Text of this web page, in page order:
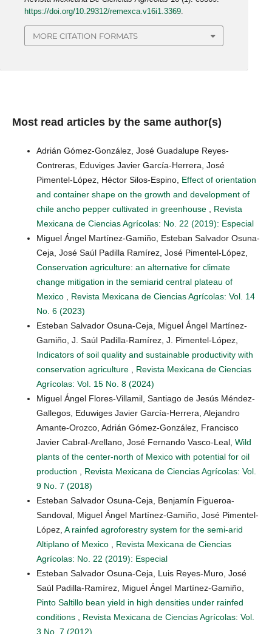
https://doi.org/10.29312/remexca.v16i1.3369
MORE CITATION FORMATS
Most read articles by the same author(s)
Adrián Gómez-González, José Guadalupe Reyes-
Contreras, Eduviges Javier García-Herrera, José
Pimentel-López, Héctor Silos-Espino, Effect of orientation
and container shape on the growth and development of
chile ancho pepper cultivated in greenhouse , Revista
Mexicana de Ciencias Agrícolas: No. 22 (2019): Especial
Miguel Ángel Martínez-Gamiño, Esteban Salvador Osuna-
Ceja, José Saúl Padilla Ramírez, José Pimentel-López,
Conservation agriculture: an alternative for climate
change mitigation in the semiarid central plateau of
Mexico , Revista Mexicana de Ciencias Agrícolas: Vol. 14
No. 6 (2023)
Esteban Salvador Osuna-Ceja, Miguel Ángel Martínez-
Gamiño, J. Saúl Padilla-Ramírez, J. Pimentel-López,
Indicators of soil quality and sustainable productivity with
conservation agriculture , Revista Mexicana de Ciencias
Agrícolas: Vol. 15 No. 8 (2024)
Miguel Ángel Flores-Villamil, Santiago de Jesús Méndez-
Gallegos, Eduwiges Javier García-Herrera, Alejandro
Amante-Orozco, Adrián Gómez-González, Francisco
Javier Cabral-Arellano, José Fernando Vasco-Leal, Wild
plants of the center-north of Mexico with potential for oil
production , Revista Mexicana de Ciencias Agrícolas: Vol.
9 No. 7 (2018)
Esteban Salvador Osuna-Ceja, Benjamín Figueroa-
Sandoval, Miguel Ángel Martínez-Gamiño, José Pimentel-
López, A rainfed agroforestry system for the semi-arid
Altiplano of Mexico , Revista Mexicana de Ciencias
Agrícolas: No. 22 (2019): Especial
Esteban Salvador Osuna-Ceja, Luis Reyes-Muro, José
Saúl Padilla-Ramírez, Miguel Ángel Martínez-Gamiño,
Pinto Saltillo bean yield in high densities under rainfed
conditions , Revista Mexicana de Ciencias Agrícolas: Vol.
3 No. 7 (2012)